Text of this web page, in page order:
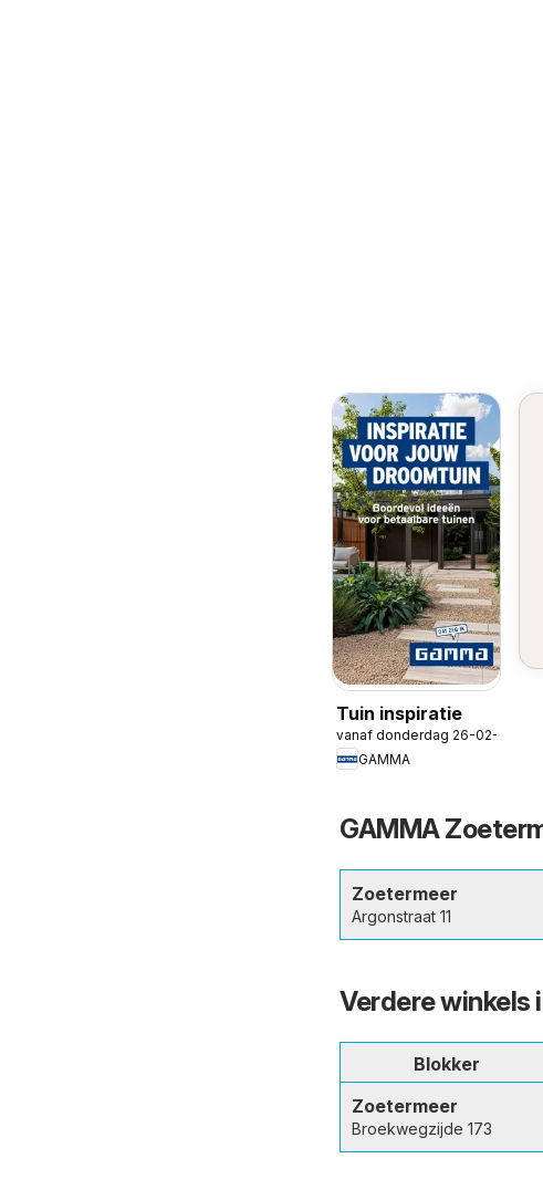
Tuin inspiratie
vanaf donderdag 26-02-2026
GAMMA
GAMMA
Zoetermeer
Argonstraat 11
Verdere winkels
Blokker
Zoetermeer
Broekwegzijde 173